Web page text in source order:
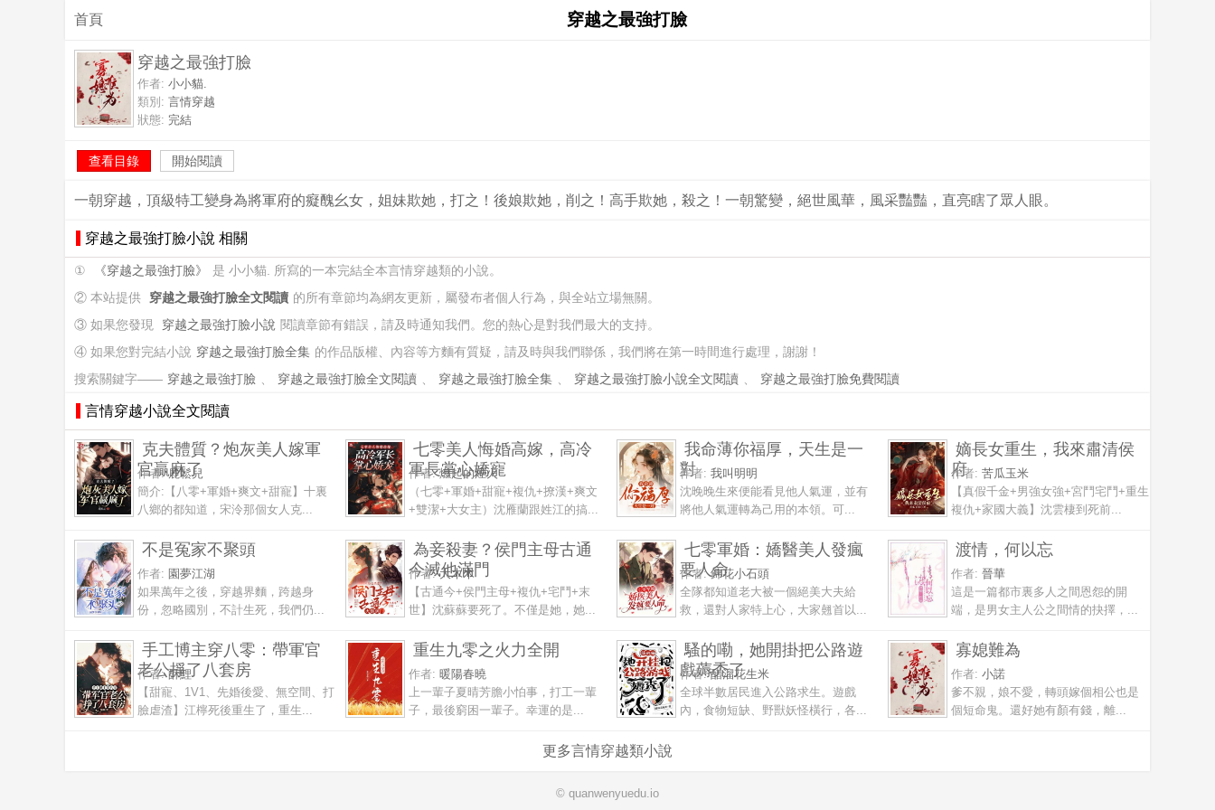
首頁 穿越之最強打臉
穿越之最強打臉
作者: 小小貓.
類別: 言情穿越
狀態: 完結
查看目錄 開始閱讀
一朝穿越，頂級特工變身為將軍府的癡醜幺女，姐妹欺她，打之！後娘欺她，削之！高手欺她，殺之！一朝驚變，絕世風華，風采豔豔，直亮瞎了眾人眼。
穿越之最強打臉小說 相關
① 《穿越之最強打臉》
是 小小貓. 所寫的一本完結全本言情穿越類的小說。
② 本站提供 穿越之最強打臉全文閱讀 的所有章節均為網友更新，屬發布者個人行為，與全站立場無關。
③ 如果您發現
穿越之最強打臉小說 閱讀章節有錯誤，請及時通知我們。您的熱心是對我們最大的支持。
④ 如果您對完結小說 穿越之最強打臉全集 的作品版權、內容等方麵有質疑，請及時與我們聯係，我們將在第一時間進行處理，謝謝！
搜索關鍵字—— 穿越之最強打臉 、 穿越之最強打臉全文閱讀 、 穿越之最強打臉全集 、 穿越之最強打臉小說全文閱讀 、 穿越之最強打臉免費閱讀
言情穿越小說全文閱讀
克夫體質？炮灰美人嫁軍
官贏麻了
作者:鹿鬆兒
簡介:【八零+軍婚+爽文+甜寵】十裏
八鄉的都知道，宋泠那個女人克...
七零美人悔婚高嫁，高冷
軍長掌心嬌寵
作者:燃起的煙火
（七零+軍婚+甜寵+複仇+撩漢+爽文
+雙潔+大女主）沈雁蘭跟姓江的搞...
我命薄你福厚，天生是一
對
作者: 我叫明明
沈晚晚生來便能看見他人氣運，並有
將他人氣運轉為己用的本領。可...
嫡長女重生，我來肅清侯
府
作者: 苦瓜玉米
【真假千金+男強女強+宮鬥宅鬥+重生
複仇+家國大義】沈雲棲到死前...
不是冤家不聚頭
作者: 園夢江湖
如果萬年之後，穿越界麵，跨越身
份，忽略國別，不計生死，我們仍...
為妾殺妻？侯門主母古通
今滅他滿門
作者:大木木
【古通今+侯門主母+複仇+宅鬥+末
世】沈蘇蘇要死了。不僅是她，她...
七零軍婚：嬌醫美人發瘋
要人命
作者:錦花小石頭
全隊都知道老大被一個絕美大夫給
救，還對人家特上心，大家翹首以...
渡情，何以忘
作者: 晉華
這是一篇都市裏多人之間恩怨的開
端，是男女主人公之間情的抉擇，...
手工博主穿八零：帶軍官
老公掙了八套房
作者:酥鯉
【甜寵、1V1、先婚後愛、無空間、打
臉虐渣】江檸死後重生了，重生...
重生九零之火力全開
作者: 暖陽春曉
上一輩子夏晴芳膽小怕事，打工一輩
子，最後窮困一輩子。幸運的是...
騷的嘞，她開掛把公路遊
戲薅禿了
作者:醋溜花生米
全球半數居民進入公路求生。遊戲
內，食物短缺、野獸妖怪橫行，各...
寡媳難為
作者: 小諾
爹不親，娘不愛，轉頭嫁個相公也是
個短命鬼。還好她有顏有錢，離...
更多言情穿越類小說
© quanwenyuedu.io